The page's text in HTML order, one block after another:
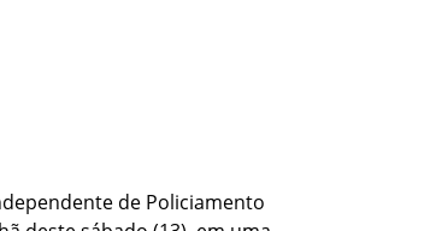
de Policiamento